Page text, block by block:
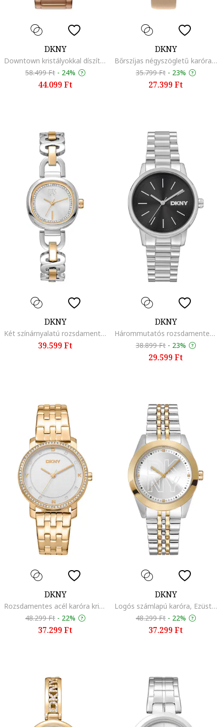
DKNY
Downtown kristályokkal díszített rozsdamentes acél karóra, Rózsaarany
58.499 Ft - 24%
44.099 Ft
DKNY
Bőrszíjas négyszögletű karóra, Bézs
35.799 Ft - 23%
27.399 Ft
DKNY
Két színárnyalatú rozsdamentes acél karóra kristályokkal díszítve, Ezüstszín/Aranyszín
39.599 Ft
DKNY
Hárommutatós rozsdamentes acél karóra, Ezüstszín
38.899 Ft - 23%
29.599 Ft
DKNY
Rozsdamentes acél karóra kristályokkal díszítve, Aranyszín
48.299 Ft - 22%
37.299 Ft
DKNY
Logós számlapú karóra, Ezüstszín/Aranyszín
48.299 Ft - 22%
37.299 Ft